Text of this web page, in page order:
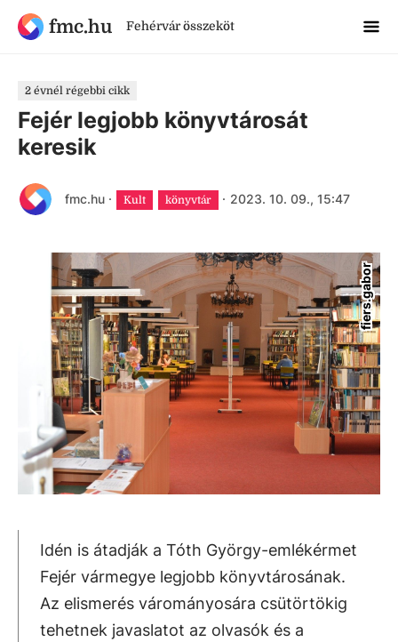
fmc.hu Fehérvár összeköt
2 évnél régebbi cikk
Fejér legjobb könyvtárosát
keresik
fmc.hu · Kult könyvtár · 2023. 10. 09., 15:47
fiers.gabor
Idén is átadják a Tóth György-emlékérmet
Fejér vármegye legjobb könyvtárosának.
Az elismerés várományosára csütörtökig
tehetnek javaslatot az olvasók és a